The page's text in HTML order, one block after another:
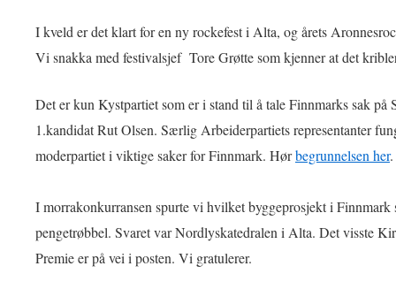
I kveld er det klart for en ny rockefest i Alta, og årets
Vi snakka med festivalsjef Tore Grøtte som kjenner at det
Det er kun Kystpartiet som er i stand til å tale Finnmarks sak på
1.kandidat Rut Olsen. Særlig Arbeiderpartiets representanter
moderpartiet i viktige saker for Finnmark. Hørbegrunnelsen her.
I morrakonkurransen spurte vi hvilket byggeprosjekt i Finnmark
pengetrøbbel. Svaret var Nordlyskatedralen i Alta. Det visste
Premie er på vei i posten. Vi gratulerer.